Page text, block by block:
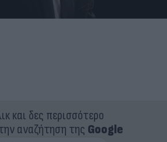
και δες περισσότερο
αναζήτηση της Google